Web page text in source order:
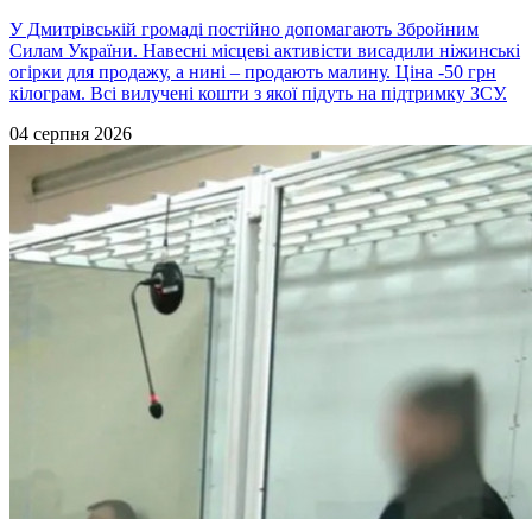
У Дмитрівській громаді постійно допомагають Збройним
Силам України. Навесні місцеві активісти висадили ніжинські
огірки для продажу, а нині – продають малину. Ціна -50 грн
кілограм. Всі вилучені кошти з якої підуть на підтримку ЗСУ.
04 серпня 2026